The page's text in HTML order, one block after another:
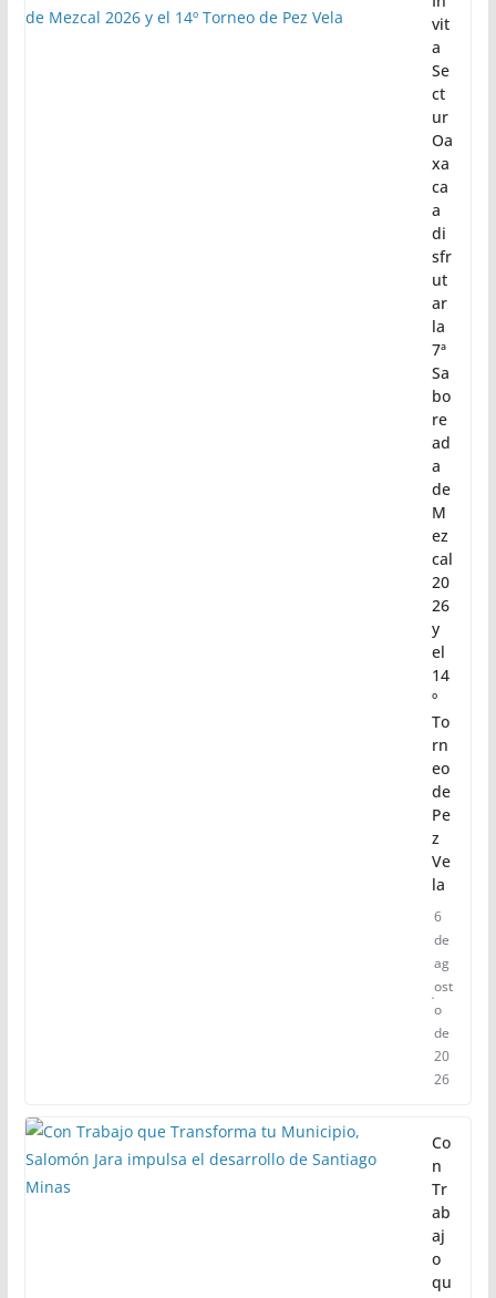
• Se presentaron los avances alcanzados mediante el
In
vit
a
Se
ct
ur
Oa
xa
ca
a
di
sfr
ut
ar
la
7ª
Sa
bo
re
ad
a
de
M
ez
cal
20
26
y
el
14
º
To
rn
eo
de
Pe
z
Ve
la
6
ost
o
de
20
26